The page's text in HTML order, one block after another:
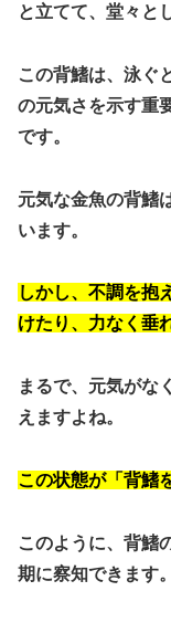
と立てて、堂々と
この背鰭は、泳ぐ
の元気さを示す重
です。
元気な金魚の背鰭
います。
しかし、不調を抱
けたり、力なく垂
まるで、元気がな
えますよね。
この状態が「背鰭
このように、背鰭
期に察知できます。